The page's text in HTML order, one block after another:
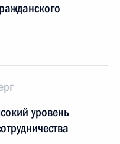
уровень